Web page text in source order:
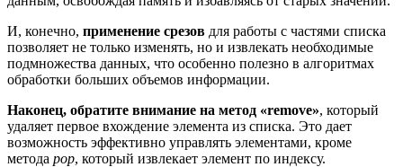
И, конечно, применение срезов для работы с частями списка
позволяет не только изменять, но и извлекать необходимые
подмножества данных, что особенно полезно в алгоритмах
обработки больших объемов информации.
Наконец, обратите внимание на метод «remove», который
удаляет первое вхождение элемента из списка. Это дает
возможность эффективно управлять элементами, кроме
метода pop, который извлекает элемент по индексу.